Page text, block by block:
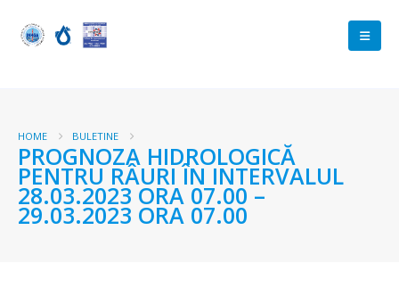
HOME BULETINE
PROGNOZA HIDROLOGICĂ
PENTRU RÂURI ÎN INTERVALUL
28.03.2023 ORA 07.00 –
29.03.2023 ORA 07.00